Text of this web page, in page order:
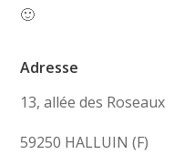
🙂
Adresse
13, allée des Roseaux
59250 HALLUIN (F)